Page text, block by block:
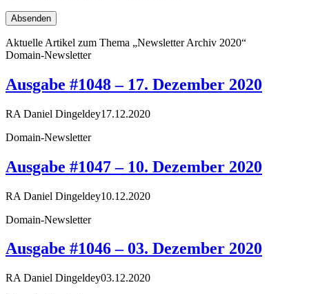
Aktuelle Artikel zum Thema „Newsletter Archiv 2020“
Domain-Newsletter
Ausgabe #1048 – 17. Dezember 2020
RA Daniel Dingeldey17.12.2020
Domain-Newsletter
Ausgabe #1047 – 10. Dezember 2020
RA Daniel Dingeldey10.12.2020
Domain-Newsletter
Ausgabe #1046 – 03. Dezember 2020
RA Daniel Dingeldey03.12.2020